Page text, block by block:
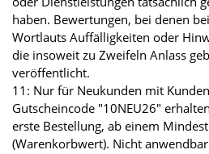
haben. Bewertungen, bei denen
Wortlauts Auffälligkeiten oder
die insoweit zu Zweifeln Anlass
veröffentlicht.
11: Nur für Neukunden mit
Gutscheincode "10NEU26"
erste Bestellung, ab einem
(Warenkorbwert). Nicht